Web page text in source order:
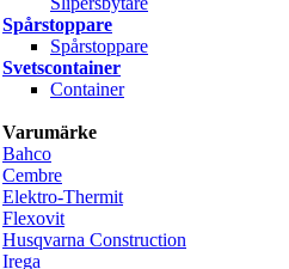
Spårstoppare
Spårstoppare
Svetscontainer
Container
Varumärke
Bahco
Cembre
Elektro-Thermit
Flexovit
Husqvarna Construction
Irega